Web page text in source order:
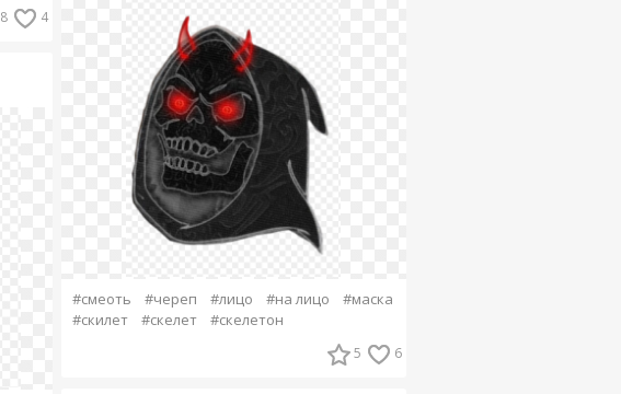
8 4
#смеоть #череп #лицо #на лицо
#маска
#скилет
#скелет #скелетон
5 6